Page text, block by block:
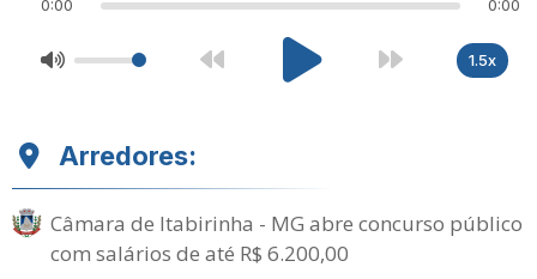
0:00 0:00
1.5x
Arredores:
Câmara de Itabirinha - MG abre concurso público
com salários de até R$ 6.200,00